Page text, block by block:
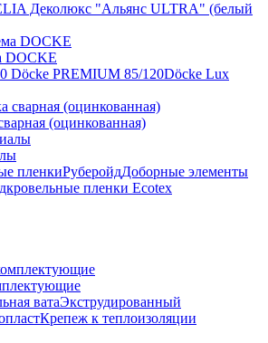
Деколюкс "Альянс ULTRA" (белый
DOCKE
Döcke PREMIUM 85/120Döсkе Luх
(оцинкованная)
пленкиРуберойдДоборные элементы
пленки Ecotex
ватаЭкструдированный
Крепеж к теплоизоляции